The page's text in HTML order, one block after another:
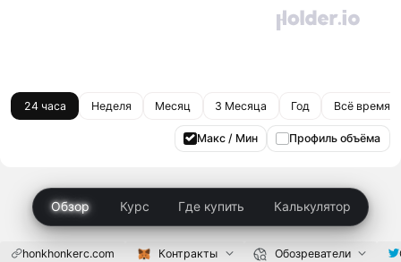
24 часа Неделя Месяц 3 Месяца Год Всё время
Макс / Мин Профиль объёма
Обзор Курс Где купить Калькулятор
honkhonkerc.com Контракты Обозреватели